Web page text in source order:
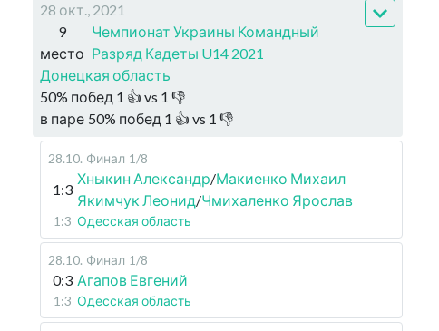
28 окт., 2021
9
место
Чемпионат Украины Командный
Разряд Кадеты U14 2021
Донецкая область
50% побед 1 👍 vs 1 👎
в паре 50% побед 1 👍 vs 1 👎
28.10. Финал 1/8
1:3
Хныкин Александр/Макиенко Михаил
Якимчук Леонид/Чмихаленко Ярослав
1:3 Одесская область
28.10. Финал 1/8
0:3 Агапов Евгений
1:3 Одесская область